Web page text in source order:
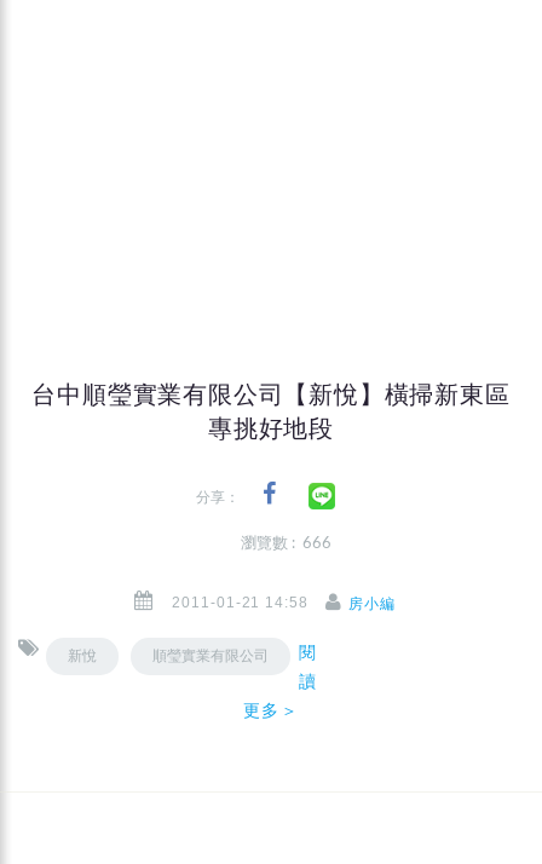
台中順瑩實業有限公司【新悅】橫掃新東區
專挑好地段
分享：
瀏覽數 : 666
2011-01-21 14:58 房小編
新悅 順瑩實業有限公司
閱
讀
更多＞